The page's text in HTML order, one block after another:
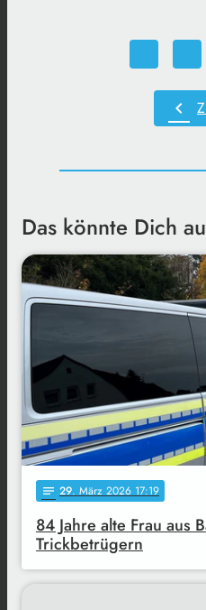
chevron_left
Das könnte Dich
notes 29. März 2026 17:19
84 Jahre alte Frau aus
Trickbetrügern